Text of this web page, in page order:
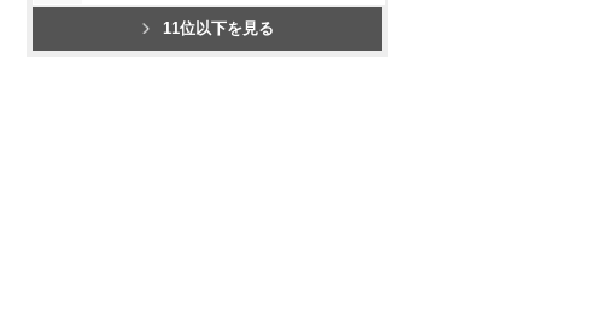
11位以下を見る